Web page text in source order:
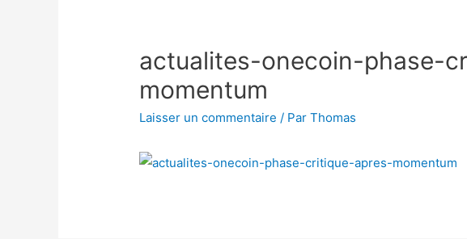
actualites-onecoin-phase-
momentum
Laisser un commentaire / ParThomas